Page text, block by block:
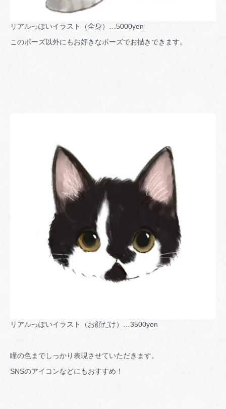
リアルっぽいイラスト（全身）…5000yen
このポーズ以外にもお好きなポーズでお描きできます。
リアルっぽいイラスト（お顔だけ）…3500yen
瞳の色までしっかり表現させていただきます。
SNSのアイコンなどにもおすすめ！